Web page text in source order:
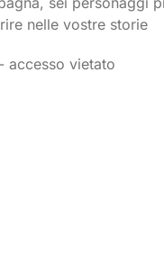
nelle vostre storie
accesso vietato